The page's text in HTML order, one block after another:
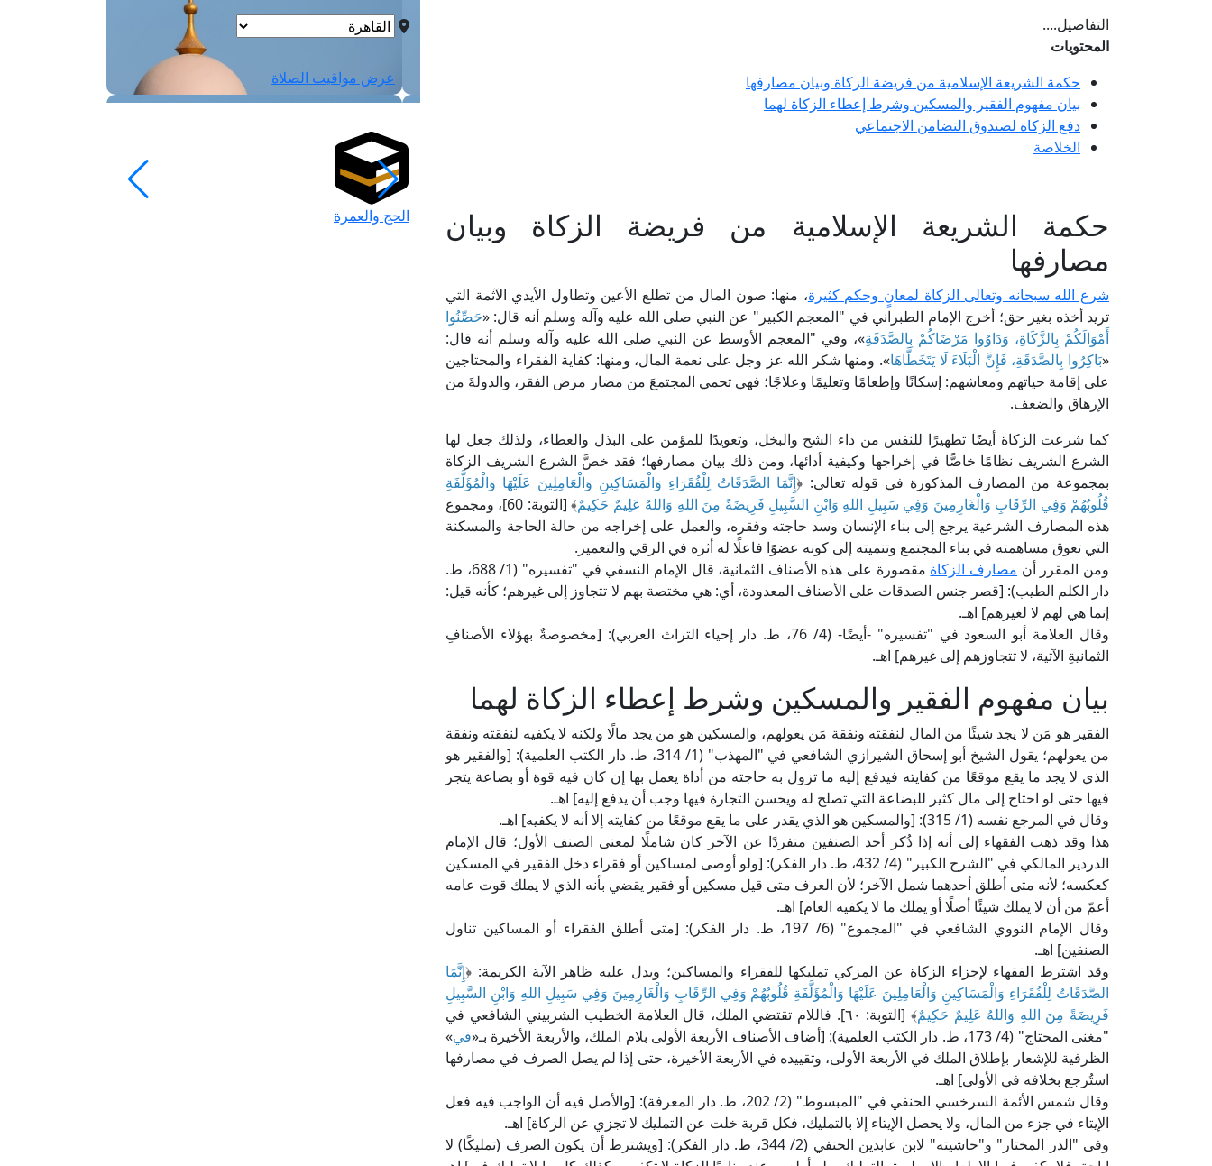
التفاصيل....
المحتويات
حكمة الشريعة الإسلامية من فريضة الزكاة وبيان مصارفها
بيان مفهوم الفقير والمسكين وشرط إعطاء الزكاة لهما
دفع الزكاة لصندوق التضامن الاجتماعي
الخلاصة
حكمة الشريعة الإسلامية من فريضة الزكاة وبيان
مصارفها
شرع الله سبحانه وتعالى الزكاة لمعانٍ وحكم كثيرة، منها: صون المال من تطلع الأعين وتطاول الأيدي الآثمة التي
تريد أخذه بغير حق؛ أخرج الإمام الطبراني في "المعجم الكبير" عن النبي صلى الله عليه وآله وسلم أنه قال: «حَصِّنُوا
أَمْوَالَكُمْ بِالزَّكَاةِ، وَدَاوُوا مَرْضَاكُمْ بِالصَّدَقَةِ»، وفي "المعجم الأوسط عن النبي صلى الله عليه وآله وسلم أنه قال:
«بَاكِرُوا بِالصَّدَقَةِ، فَإِنَّ الْبَلَاءَ لَا يَتَخَطَّاهَا». ومنها شكر الله عز وجل على نعمة المال، ومنها: كفاية الفقراء والمحتاجين
على إقامة حياتهم ومعاشهم: إسكانًا وإطعامًا وتعليمًا وعلاجًا؛ فهي تحمي المجتمعَ من مضار مرض الفقر، والدولةَ من
الإرهاق والضعف.
كما شرعت الزكاة أيضًا تطهيرًا للنفس من داء الشح والبخل، وتعويدًا للمؤمن على البذل والعطاء، ولذلك جعل لها
الشرع الشريف نظامًا خاصًّا في إخراجها وكيفية أدائها، ومن ذلك بيان مصارفها؛ فقد خصَّ الشرع الشريف الزكاة
بمجموعة من المصارف المذكورة في قوله تعالى: ﴿إِنَّمَا الصَّدَقَاتُ لِلْفُقَرَاءِ وَالْمَسَاكِينِ وَالْعَامِلِينَ عَلَيْهَا وَالْمُؤَلَّفَةِ
قُلُوبُهُمْ وَفِي الرِّقَابِ وَالْغَارِمِينَ وَفِي سَبِيلِ اللهِ وَابْنِ السَّبِيلِ فَرِيضَةً مِنَ اللهِ وَاللهُ عَلِيمٌ حَكِيمٌ
﴾ [التوبة: 60]، ومجموع
هذه المصارف الشرعية يرجع إلى بناء الإنسان وسد حاجته وفقره، والعمل على إخراجه من حالة الحاجة والمسكنة
التي تعوق مساهمته في بناء المجتمع وتنميته إلى كونه عضوًا فاعلًا له أثره في الرقي والتعمير.
ومن المقرر أن مصارف الزكاة
مقصورة على هذه الأصناف الثمانية، قال الإمام النسفي في "تفسيره" (1/ 688، ط.
دار الكلم الطيب): [قصر جنس الصدقات على الأصناف المعدودة، أي: هي مختصة بهم لا تتجاوز إلى غيرهم؛ كأنه قيل:
إنما هي لهم لا لغيرهم] اهـ.
وقال العلامة أبو السعود في "تفسيره" -أيضًا- (4/ 76، ط. دار إحياء التراث العربي): [مخصوصةٌ بهؤلاء الأصنافِ
الثمانيةِ الآتية، لا تتجاوزهم إلى غيرهم] اهـ.
بيان مفهوم الفقير والمسكين وشرط إعطاء الزكاة لهما
الفقير هو مَن لا يجد شيئًا من المال لنفقته ونفقة مَن يعولهم، والمسكين هو من يجد مالًا ولكنه لا يكفيه لنفقته ونفقة
من يعولهم؛ يقول الشيخ أبو إسحاق الشيرازي الشافعي في "المهذب" (1/ 314، ط. دار الكتب العلمية): [والفقير هو
الذي لا يجد ما يقع موقعًا من كفايته فيدفع إليه ما تزول به حاجته من أداة يعمل بها إن كان فيه قوة أو بضاعة يتجر
فيها حتى لو احتاج إلى مال كثير للبضاعة التي تصلح له ويحسن التجارة فيها وجب أن يدفع إليه] اهـ.
وقال في المرجع نفسه (1/ 315): [والمسكين هو الذي يقدر على ما يقع موقعًا من كفايته إلا أنه لا يكفيه] اهـ.
هذا وقد ذهب الفقهاء إلى أنه إذا ذُكر أحد الصنفين منفردًا عن الآخر كان شاملًا لمعنى الصنف الأول؛ قال الإمام
الدردير المالكي في "الشرح الكبير" (4/ 432، ط. دار الفكر): [ولو أوصى لمساكين أو فقراء دخل الفقير في المسكين
كعكسه؛ لأنه متى أطلق أحدهما شمل الآخر؛ لأن العرف متى قيل مسكين أو فقير يقضي بأنه الذي لا يملك قوت عامه
أعمّ من أن لا يملك شيئًا أصلًا أو يملك ما لا يكفيه العام] اهـ.
وقال الإمام النووي الشافعي في "المجموع" (6/ 197، ط. دار الفكر): [متى أطلق الفقراء أو المساكين تناول
الصنفين] اهـ.
وقد اشترط الفقهاء لإجزاء الزكاة عن المزكي تمليكها للفقراء والمساكين؛ ويدل عليه ظاهر الآية الكريمة: ﴿إِنَّمَا
الصَّدَقَاتُ لِلْفُقَرَاءِ وَالْمَسَاكِينِ وَالْعَامِلِينَ عَلَيْهَا وَالْمُؤَلَّفَةِ قُلُوبُهُمْ وَفِي الرِّقَابِ وَالْغَارِمِينَ وَفِي سَبِيلِ اللهِ وَابْنِ السَّبِيلِ
فَرِيضَةً مِنَ اللهِ وَاللهُ عَلِيمٌ حَكِيمٌ
﴾ [التوبة: ٦٠]. فاللام تقتضي الملك، قال العلامة الخطيب الشربيني الشافعي في
"مغنى المحتاج" (4/ 173، ط. دار الكتب العلمية): [أضاف الأصناف الأربعة الأولى بلام الملك، والأربعة الأخيرة بـ«
في»
الظرفية للإشعار بإطلاق الملك في الأربعة الأولى، وتقييده في الأربعة الأخيرة، حتى إذا لم يصل الصرف في مصارفها
استُرجع بخلافه في الأولى] اهـ.
وقال شمس الأئمة السرخسي الحنفي في "المبسوط" (2/ 202، ط. دار المعرفة): [والأصل فيه أن الواجب فيه فعل
الإيتاء في جزء من المال، ولا يحصل الإيتاء إلا بالتمليك، فكل قربة خلت عن التمليك لا تجزي عن الزكاة] اهـ.
وفى "الدر المختار" و"حاشيته" لابن عابدين الحنفي (2/ 344، ط. دار الفكر): [ويشترط أن يكون الصرف (تمليكًا) لا
عرض مواقيت الصلاة
الحج والعمرة